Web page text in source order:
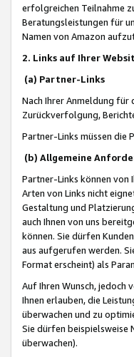
erfolgreichen Teilnahme
Beratungsleistungen für
Namen von Amazon
2. Links auf Ihrer
(a) Partner-Links
Nach Ihrer Anmeldung
Zurückverfolgung,
Partner-Links müssen die
(b) Allgemeine
Partner-Links können von
Arten von Links nicht
Gestaltung und
auch Ihnen von uns
können. Sie dürfen
aus aufgerufen werden.
Format erscheint) als
Auf Ihren Wunsch, jedoch
Ihnen erlauben, die
überwachen und zu
Sie dürfen beispielsweise
überwachen).